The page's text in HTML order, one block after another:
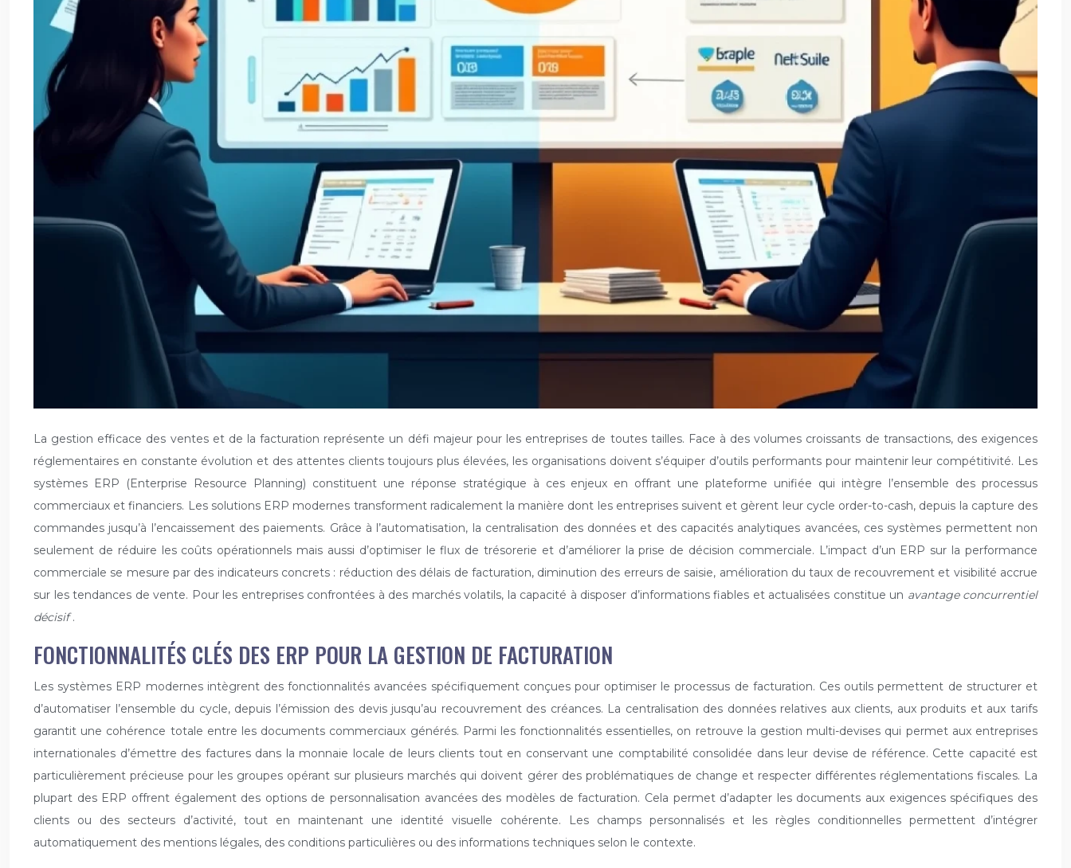
La gestion efficace des ventes et de la facturation représente un défi majeur pour les entreprises de toutes tailles. Face à des volumes croissants de transactions, des exigences
réglementaires en constante évolution et des attentes clients toujours plus élevées, les organisations doivent s’équiper d’outils performants pour maintenir leur compétitivité. Les
systèmes ERP (Enterprise Resource Planning) constituent une réponse stratégique à ces enjeux en offrant une plateforme unifiée qui intègre l’ensemble des processus
commerciaux et financiers. Les solutions ERP modernes transforment radicalement la manière dont les entreprises suivent et gèrent leur cycle order-to-cash, depuis la capture des
commandes jusqu’à l’encaissement des paiements. Grâce à l’automatisation, la centralisation des données et des capacités analytiques avancées, ces systèmes permettent non
seulement de réduire les coûts opérationnels mais aussi d’optimiser le flux de trésorerie et d’améliorer la prise de décision commerciale. L’impact d’un ERP sur la performance
commerciale se mesure par des indicateurs concrets : réduction des délais de facturation, diminution des erreurs de saisie, amélioration du taux de recouvrement et visibilité accrue
sur les tendances de vente. Pour les entreprises confrontées à des marchés volatils, la capacité à disposer d’informations fiables et actualisées constitue un avantage concurrentiel
décisif.
FONCTIONNALITÉS CLÉS DES ERP POUR LA GESTION DE FACTURATION
Les systèmes ERP modernes intègrent des fonctionnalités avancées spécifiquement conçues pour optimiser le processus de facturation. Ces outils permettent de structurer et
d’automatiser l’ensemble du cycle, depuis l’émission des devis jusqu’au recouvrement des créances. La centralisation des données relatives aux clients, aux produits et aux tarifs
garantit une cohérence totale entre les documents commerciaux générés. Parmi les fonctionnalités essentielles, on retrouve la gestion multi-devises qui permet aux entreprises
internationales d’émettre des factures dans la monnaie locale de leurs clients tout en conservant une comptabilité consolidée dans leur devise de référence. Cette capacité est
particulièrement précieuse pour les groupes opérant sur plusieurs marchés qui doivent gérer des problématiques de change et respecter différentes réglementations fiscales. La
plupart des ERP offrent également des options de personnalisation avancées des modèles de facturation. Cela permet d’adapter les documents aux exigences spécifiques des
clients ou des secteurs d’activité, tout en maintenant une identité visuelle cohérente. Les champs personnalisés et les règles conditionnelles permettent d’intégrer
automatiquement des mentions légales, des conditions particulières ou des informations techniques selon le contexte.